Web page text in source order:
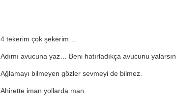
4 tekerim çok şekerim…
Adımı avucuna yaz… Beni hatırladıkça avucunu yalarsın.
Ağlamayı bilmeyen gözler sevmeyi de bilmez.
Ahirette iman yollarda man.